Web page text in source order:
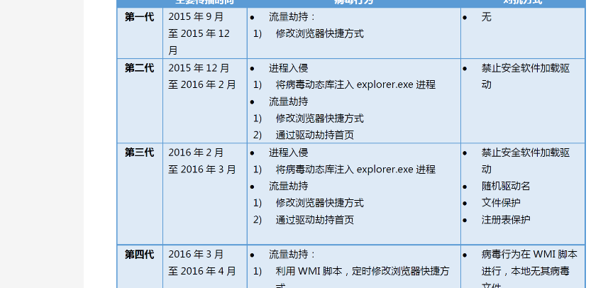
窃密病毒伪装Windows激活程序 盗取
技术揭秘|代码追踪工具分享及应用指
南来啦
窃密病毒伪装